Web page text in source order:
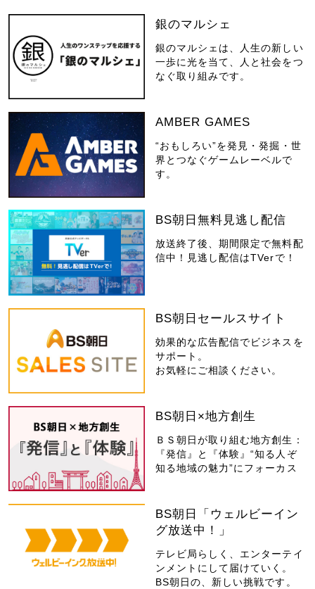
銀のマルシェ
銀のマルシェは、人生の新しい
一歩に光を当て、人と社会をつ
なぐ取り組みです。
AMBER GAMES
“おもしろい”を発見・発掘・世
界とつなぐゲームレーベルで
す。
BS朝日無料見逃し配信
放送終了後、期間限定で無料配
信中！見逃し配信はTVerで！
BS朝日セールスサイト
効果的な広告配信でビジネスを
サポート。
お気軽にご相談ください。
BS朝日×地方創生
ＢＳ朝日が取り組む地方創生：
『発信』と『体験』“知る人ぞ
知る地域の魅力”にフォーカス
BS朝日「ウェルビーイン
グ放送中！」
テレビ局らしく、エンターテイ
ンメントにして届けていく。
BS朝日の、新しい挑戦です。